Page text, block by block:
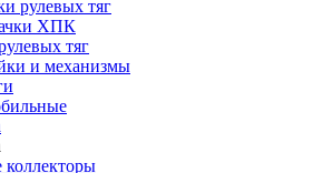
рулевых тяг
ХПК
тяг
и механизмы